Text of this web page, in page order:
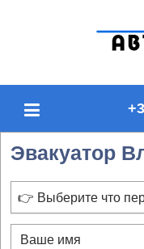
Эвакуатор
👉 Выберите что